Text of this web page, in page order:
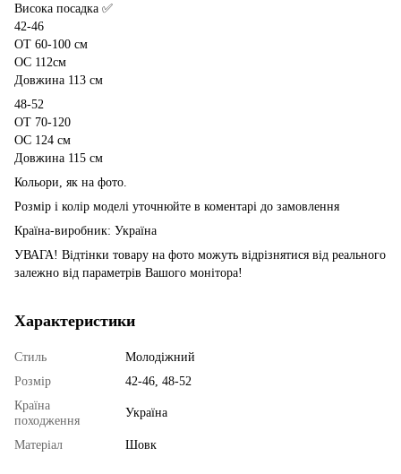
Висока посадка ✅
42-46
ОТ 60-100 см
ОС 112см
Довжина 113 см
48-52
ОТ 70-120
ОС 124 см
Довжина 115 см
Кольори, як на фото.
Розмір і колір моделі уточнюйте в коментарі до замовлення
Країна-виробник: Україна
УВАГА! Відтінки товару на фото можуть відрізнятися від реального
залежно від параметрів Вашого монітора!
Характеристики
Стиль
Молодіжний
Розмір
42-46, 48-52
Країна
походження
Україна
Матеріал Шовк